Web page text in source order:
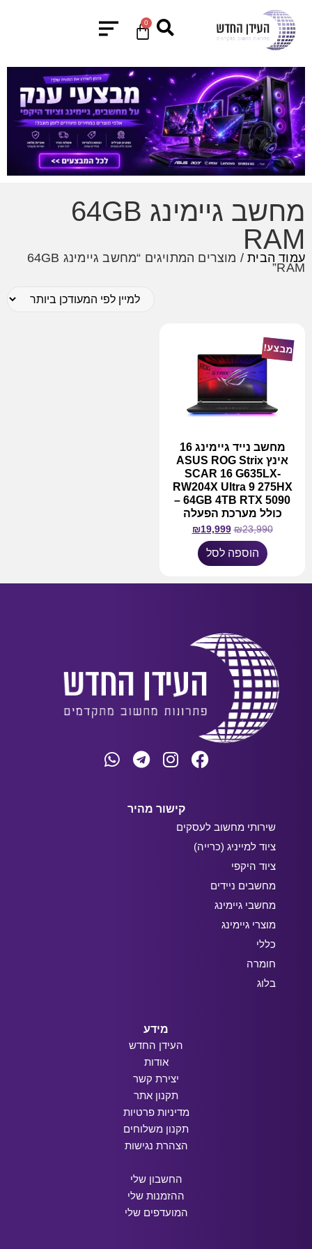
0
מחשב גיימינג 64GB
RAM
עמוד הבית / מוצרים המתויגים “מחשב גיימינג 64GB
RAM”
מבצע!
מחשב נייד גיימינג 16
אינץ ASUS ROG Strix
SCAR 16 G635LX-
RW204X Ultra 9 275HX
64GB 4TB RTX 5090 –
כולל מערכת הפעלה
₪23,990
₪19,999
הוספה לסל
קישור מהיר
שירותי מחשוב לעסקים
ציוד למייניג (כרייה)
ציוד היקפי
מחשבים ניידים
מחשבי גיימינג
מוצרי גיימינג
כללי
חומרה
בלוג
מידע
העידן החדש
אודות
יצירת קשר
תקנון אתר
מדיניות פרטיות
תקנון משלוחים
הצהרת נגישות
החשבון שלי
ההזמנות שלי
המועדפים שלי